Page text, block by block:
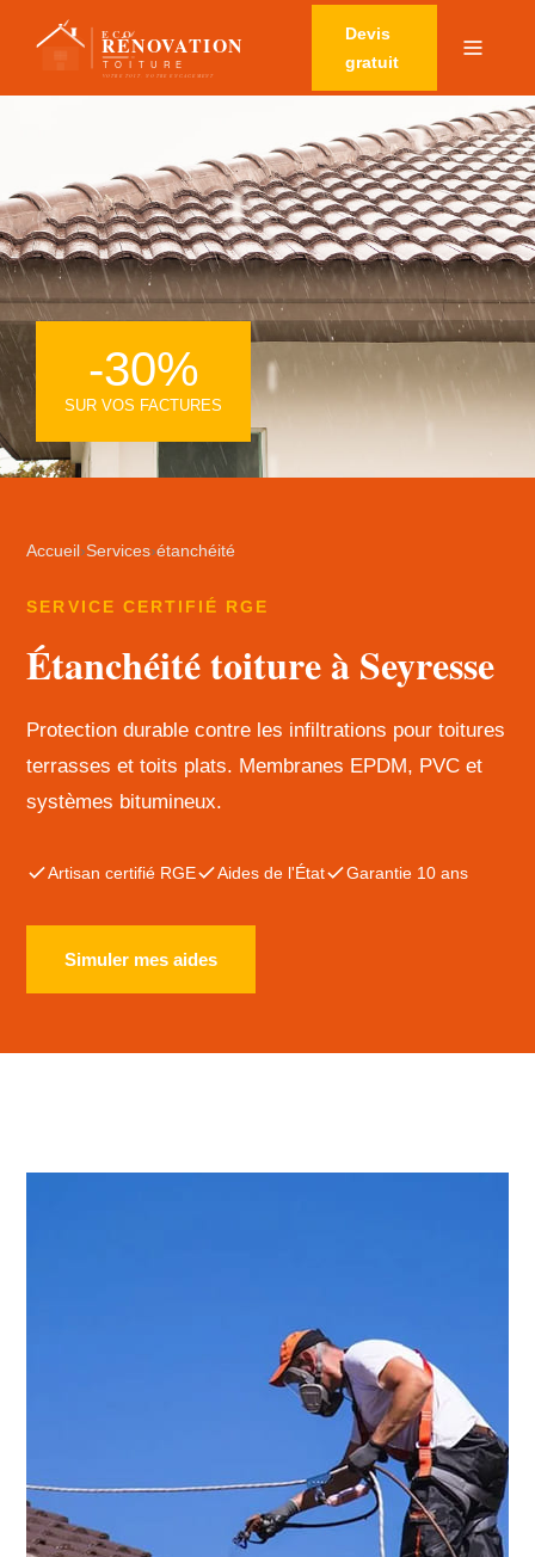
Devis
gratuit
Accueil ›Services›étanchéité
SERVICE CERTIFIÉ RGE
Étanchéité toiture à Seyresse
Protection durable contre les infiltrations pour toitures
terrasses et toits plats. Membranes EPDM, PVC et
systèmes bitumineux.
Artisan certifié RGE Aides de l'État Garantie 10 ans
Simuler mes aides
-30%
SUR VOS FACTURES